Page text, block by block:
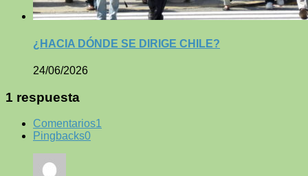
¿HACIA DÓNDE SE DIRIGE CHILE?
24/06/2026
1 respuesta
Comentarios1
Pingbacks0